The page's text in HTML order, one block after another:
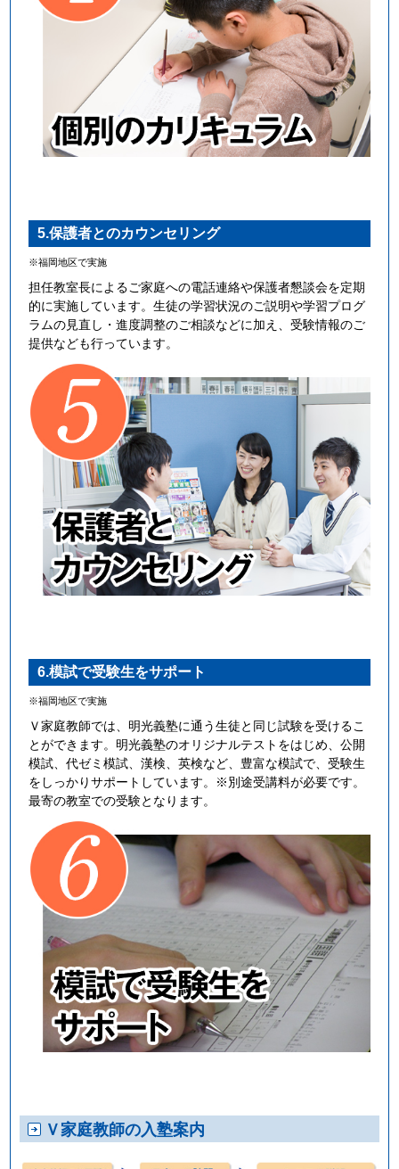
5.保護者とのカウンセリング
※福岡地区で実施
担任教室長によるご家庭への電話連絡や保護者懇談会を定期
的に実施しています。生徒の学習状況のご説明や学習プログ
ラムの見直し・進度調整のご相談などに加え、受験情報のご
提供なども行っています。
6.模試で受験生をサポート
※福岡地区で実施
Ｖ家庭教師では、明光義塾に通う生徒と同じ試験を受けるこ
とができます。明光義塾のオリジナルテストをはじめ、公開
模試、代ゼミ模試、漢検、英検など、豊富な模試で、受験生
をしっかりサポートしています。※別途受講料が必要です。
最寄の教室での受験となります。
Ｖ家庭教師の入塾案内